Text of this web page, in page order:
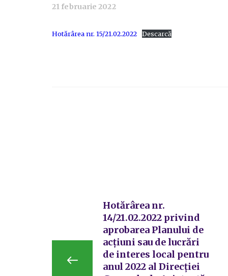
21 februarie 2022
Hotărârea nr. 15/21.02.2022 Descarcă
Hotărârea nr.
14/21.02.2022 privind
aprobarea Planului de
acțiuni sau de lucrări
de interes local pentru
anul 2022 al Direcției